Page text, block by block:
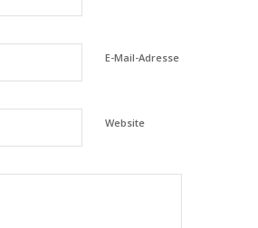
E-Mail-Adresse
Website